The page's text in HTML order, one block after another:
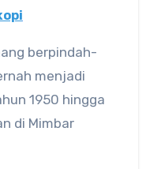
berpindah-
menjadi
1950 hingga
di Mimbar